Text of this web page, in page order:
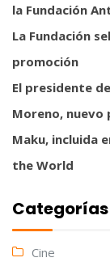
la Fundación
La Fundación
promoción
El presidente
Moreno, nuevo
Maku, incluida
the World
Categorías
Cine